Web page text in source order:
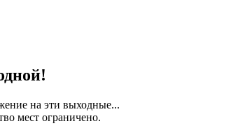
на эти выходные...
мест ограничено.